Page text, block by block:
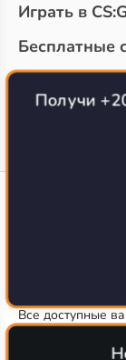
Играть в
Бесплатные
CS-CONFIG.com
Политика
РЕКЛАМА
Все доступные
Согласие на
О CS-
Получи